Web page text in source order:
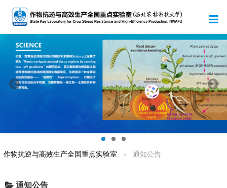
作物抗逆与高效生产全国重点实验室 通知公告
通知公告